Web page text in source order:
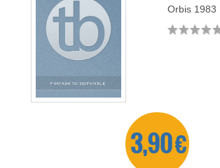
Orbis 1983
3,90 €